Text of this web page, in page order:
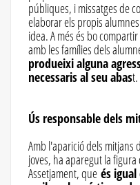
públiques, i missatges de
elaborar els propis
idea. A més és bo
amb les famílies dels
produeixi alguna
necessaris al seu abast.
Ús responsable dels
Amb l'aparició dels mitjans
joves, ha aparegut la
Assetjament, que és